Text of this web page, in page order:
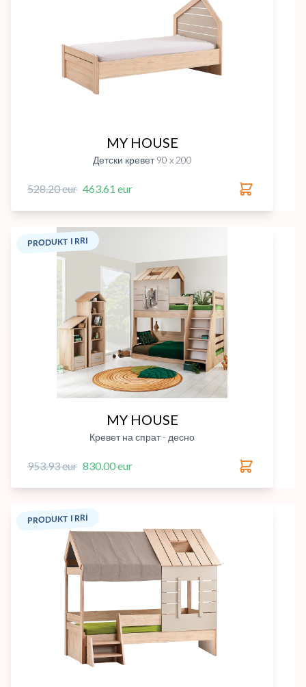
MY HOUSE
Детски кревет 90 x 200
528.20 eur 463.61 eur
PRODUKT I RRI
MY HOUSE
Кревет на спрат - десно
953.93 eur 830.00 eur
PRODUKT I RRI